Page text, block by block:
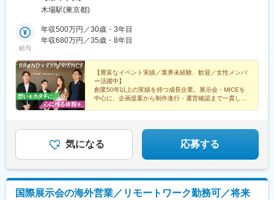
柔軟に働ける環境／直行直帰を活用しながら、効率よく働ける環
す。
木場駅(東京都)
給与
年収500万円／30歳・3年目
年収680万円／35歳・8年目
【豊富なイベント実績／業界未経験、歓迎／女性メンバ
ー活躍中】
創業50年以上の実績を持つ成長企業。展示会・MICEを
中心に、企画提案から制作進行・運営確認まで一貫して
気になる 応募する
国際展示会の海外営業／リモートワーク勤務可／将来